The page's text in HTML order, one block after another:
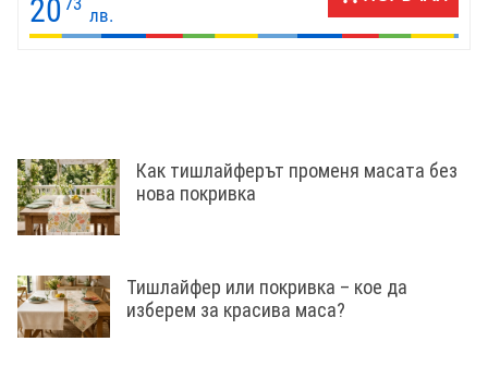
20 лв.
Как тишлайферът променя масата без
нова покривка
Тишлайфер или покривка – кое да
изберем за красива маса?